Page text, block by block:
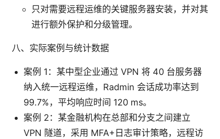
只对需要远程运维的关键服务器安装，并对其
进行额外保护和分级管理。
八、实际案例与统计数据
案例 1：某中型企业通过 VPN 将 40 台服务器
纳入统一远程运维，Radmin 会话成功率达到
99.7%，平均响应时间 120 ms。
案例 2：某金融机构在总部和分支之间建立
VPN 隧道，采用 MFA+日志审计策略，远程访